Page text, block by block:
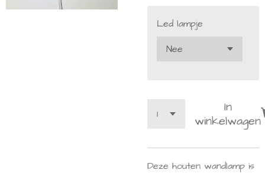
Led lampje
In
winkelwagen
Deze houten wandlamp is